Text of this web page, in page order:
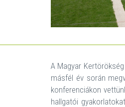
A Magyar
másfél év során
konferenciákon
hallgatói